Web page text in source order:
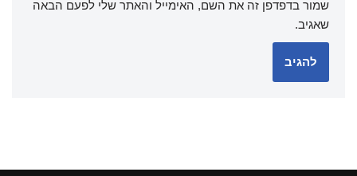
שמור בדפדפן זה את השם, האימייל והאתר שלי לפעם הבאה
שאגיב.